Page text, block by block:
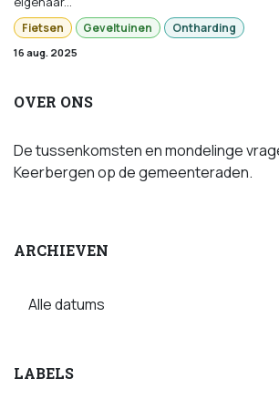
Fietsen Geveltuinen Ontharding
16 aug. 2025
OVER ONS
De tussenkomsten en mondelinge
Keerbergen op de gemeenteraden.
ARCHIEVEN
LABELS